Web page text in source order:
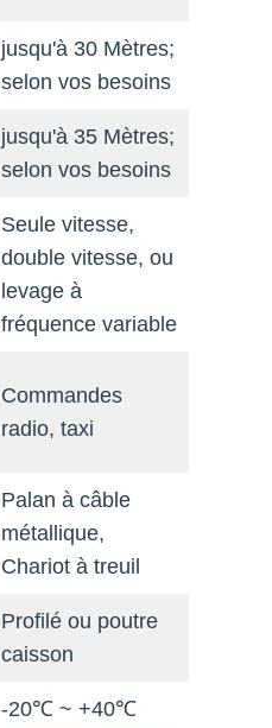
jusqu'à 30 Mètres;
selon vos besoins
jusqu'à 35 Mètres;
selon vos besoins
Seule vitesse,
double vitesse, ou
levage à
fréquence variable
Commandes
radio, taxi
Palan à câble
métallique,
Chariot à treuil
Profilé ou poutre
caisson
-20℃ ~ +40℃